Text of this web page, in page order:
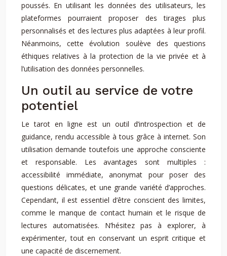
poussés. En utilisant les données des utilisateurs, les
plateformes pourraient proposer des tirages plus
personnalisés et des lectures plus adaptées à leur profil.
Néanmoins, cette évolution soulève des questions
éthiques relatives à la protection de la vie privée et à
l’utilisation des données personnelles.
Un outil au service de votre
potentiel
Le tarot en ligne est un outil d’introspection et de
guidance, rendu accessible à tous grâce à internet. Son
utilisation demande toutefois une approche consciente
et responsable. Les avantages sont multiples :
accessibilité immédiate, anonymat pour poser des
questions délicates, et une grande variété d’approches.
Cependant, il est essentiel d’être conscient des limites,
comme le manque de contact humain et le risque de
lectures automatisées. N’hésitez pas à explorer, à
expérimenter, tout en conservant un esprit critique et
une capacité de discernement.